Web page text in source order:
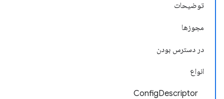
توضیحات
مجوزها
در دسترس بودن
انواع
ConfigDescriptor